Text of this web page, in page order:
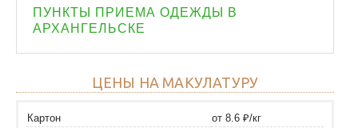
ПУНКТЫ ПРИЕМА ОДЕЖДЫ В
АРХАНГЕЛЬСКЕ
ЦЕНЫ НА МАКУЛАТУРУ
Картон
от 8.6 ₽/кг